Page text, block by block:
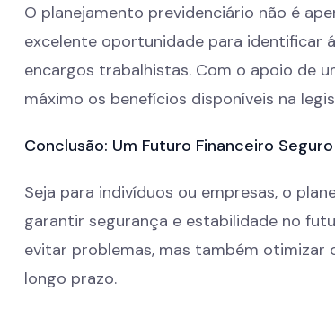
O planejamento previdenciário não é
excelente oportunidade para identificar
encargos trabalhistas. Com o apoio de
máximo os benefícios disponíveis na
Conclusão: Um Futuro Financeiro
Seja para indivíduos ou empresas, o
garantir segurança e estabilidade no
evitar problemas, mas também otimizar
longo prazo.